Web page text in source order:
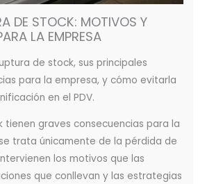
DE STOCK: MOTIVOS Y
LA EMPRESA
de stock, sus principales
para la empresa, y cómo evitarla
en el PDV.
tienen graves consecuencias para la
trata únicamente de la pérdida de
los motivos que las
que conllevan y las estrategias